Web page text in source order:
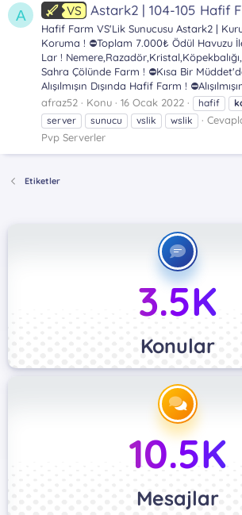
A VS Astark2 | 104-105 Hafif
Hafif Farm VS'Lik Sunucusu Astark2 |
Koruma ! ⛔Toplam 7.000₺ Ödül Havuzu
Lar !
Sahra Çölünde Farm ! ⛔Kısa Bir
Alışılmışın Dışında Hafif Farm !
afraz52
Konu 16 Ocak 2022 hafif
server
sunucu vslik wslik
Pvp Serverler
Etiketler
3.5K
Konular
10.5K
Mesajlar